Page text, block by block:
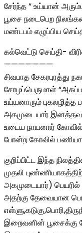
சேர்ந்த ” உய்யான்
பூசை நடைபெற
மண்டபம் எழுப்பிய
கல்வெட்டு செய்தி-
———————
சிவபாத
சோழப்பெருமாள்
உய்யனாரும்
அகமுடையார்
உடைய நாயனார்
போன்ற கோவில்
குறிப்பிட்ட இந்த
முதலி
அகமுடையார்)
அதற்கு தேவையான
இறைவனின் பூசைக்கு